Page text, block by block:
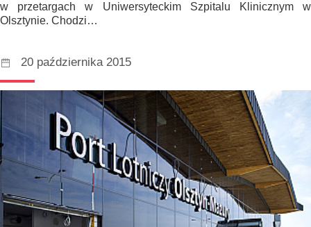
w przetargach w Uniwersyteckim Szpitalu Klinicznym w
Olsztynie. Chodzi…
20 października 2015